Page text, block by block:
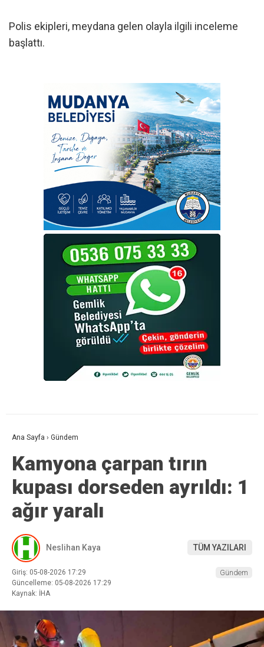
Polis ekipleri, meydana gelen olayla ilgili inceleme
başlattı.
Ana Sayfa › Gündem
Kamyona çarpan tırın
kupası dorseden ayrıldı: 1
ağır yaralı
Neslihan Kaya TÜM YAZILARI
Giriş: 05-08-2026 17:29
Güncelleme: 05-08-2026 17:29
Kaynak: İHA
Gündem